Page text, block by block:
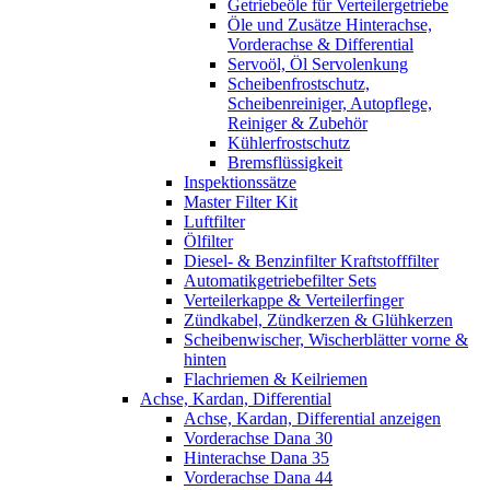
Getriebeöle für Verteilergetriebe
Öle und Zusätze Hinterachse,
Vorderachse & Differential
Servoöl, Öl Servolenkung
Scheibenfrostschutz,
Scheibenreiniger, Autopflege,
Reiniger & Zubehör
Kühlerfrostschutz
Bremsflüssigkeit
Inspektionssätze
Master Filter Kit
Luftfilter
Ölfilter
Diesel- & Benzinfilter Kraftstofffilter
Automatikgetriebefilter Sets
Verteilerkappe & Verteilerfinger
Zündkabel, Zündkerzen & Glühkerzen
Scheibenwischer, Wischerblätter vorne &
hinten
Flachriemen & Keilriemen
Achse, Kardan, Differential
Achse, Kardan, Differential anzeigen
Vorderachse Dana 30
Hinterachse Dana 35
Vorderachse Dana 44